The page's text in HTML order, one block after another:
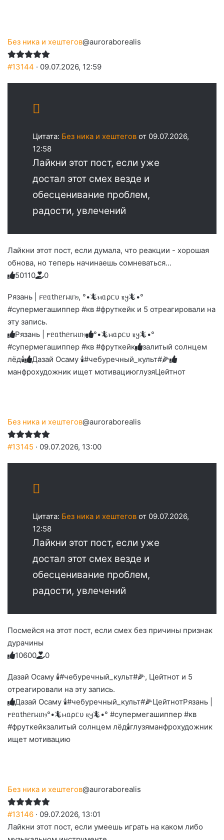
Без ника и хештегов@auroraborealis
#13144 · 09.07.2026, 12:59
Цитата: Без ника и хештегов от 09.07.2026,
12:58
Лайкни этот пост, если уже
достал этот смех везде и
обесценивание проблем,
радости, увлечений
Лайкни этот пост, если думала, что реакции - хорошая
обнова, но теперь начинаешь сомневаться...
Голосуйте
вверх.
5
Нажмите
реакцию:
улыбаюсь
0
Нажмите
реакцию:
смеюсь
до
слез
1
Нажмите
реакцию:
печаль
1
Нажмите
реакцию:
плачу
0
Нажмите
благодарю
0
Рязань | 𐔥ᥱᥲthᥱrᥕιᥒⳋ, °•🦎ⲙᥲρᥴυ ⲃ𐔤🦎•°
#супермегашиппер #кв #фруткейк и 5 отреагировали на
эту запись.
Рязань | 𐔥ᥱᥲthᥱrᥕιᥒⳋ
°•🦎ⲙᥲρᥴυ ⲃ𐔤🦎•°
#супермегашиппер #кв #фруткейк
залитый солнцем
лёд🕯
Дазай Осаму 🕯#чебуречный_культ#🌽
манфрохудожник ищет мотивациюглузяЦейтнот
Без ника и хештегов@auroraborealis
#13145 · 09.07.2026, 13:00
Цитата: Без ника и хештегов от 09.07.2026,
12:58
Лайкни этот пост, если уже
достал этот смех везде и
обесценивание проблем,
радости, увлечений
Посмейся на этот пост, если смех без причины признак
дурачины
Голосуйте
вверх.
1
Нажмите
реакцию:
улыбаюсь
0
Нажмите
реакцию:
до
слез
6
Нажмите
реакцию:
печаль
0
Нажмите
реакцию:
плачу
0
Нажмите
благодарю
0
Дазай Осаму 🕯#чебуречный_культ#🌽, Цейтнот и 5
отреагировали на эту запись.
Дазай Осаму 🕯#чебуречный_культ#🌽ЦейтнотРязань |
𐔥ᥱᥲthᥱrᥕιᥒⳋ°•🦎ⲙᥲρᥴυ ⲃ𐔤🦎•° #супермегашиппер #кв
#фруткейкзалитый солнцем лёд🕯глузяманфрохудожник
ищет мотивацию
Без ника и хештегов@auroraborealis
#13146 · 09.07.2026, 13:01
Лайкни этот пост, если умеешь играть на каком либо